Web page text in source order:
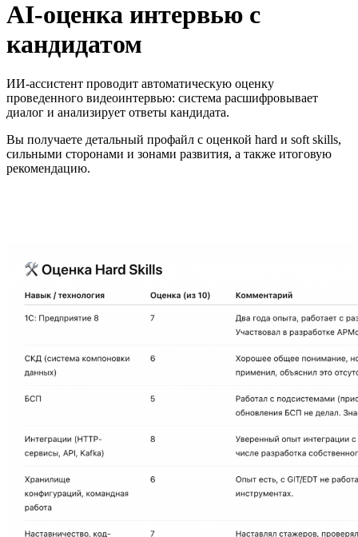
AI-оценка интервью с
кандидатом
ИИ-ассистент проводит автоматическую оценку
проведенного видеоинтервью: система расшифровывает
диалог и анализирует ответы кандидата.
Вы получаете детальный профайл с оценкой hard и soft skills,
сильными сторонами и зонами развития, а также итоговую
рекомендацию.